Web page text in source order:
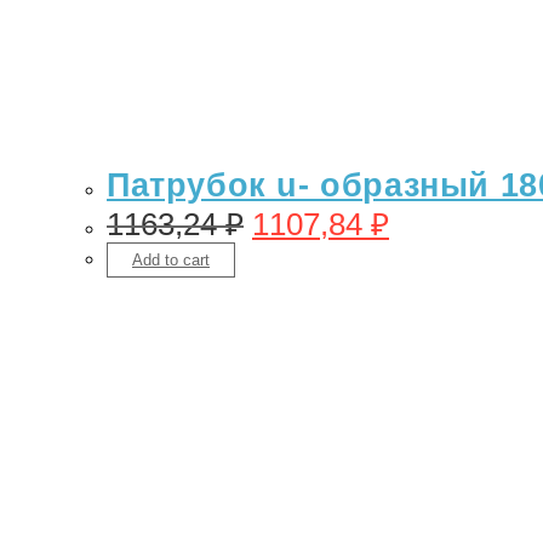
Патрубок u- образный
1163,24₽ 1107,84 ₽
Add to cart